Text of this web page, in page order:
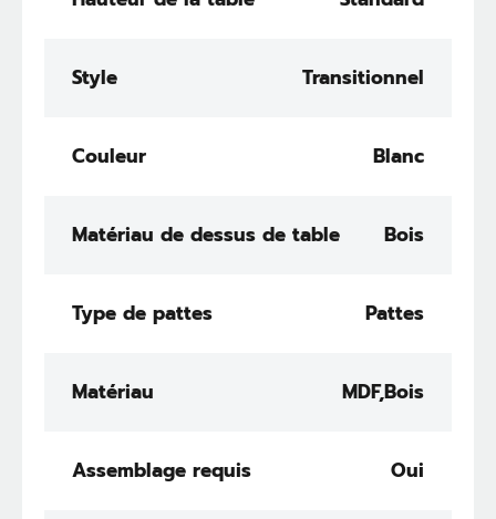
Style Transitionnel
Couleur Blanc
Matériau de dessus de table Bois
Type de pattes Pattes
Matériau MDF,Bois
Assemblage requis Oui